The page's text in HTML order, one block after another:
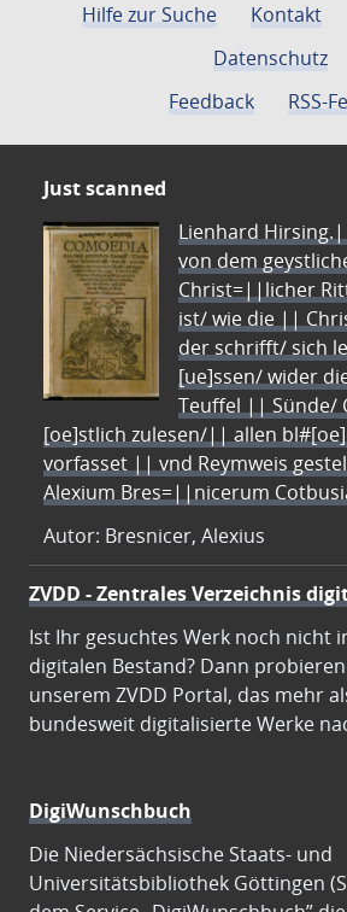
Hilfe zur Suche Kontakt
Datenschutz
Feedback
RSS-
Just scanned
Lienhard
von dem
Christ=||licher
ist/ wie die ||
der schrifft/ sich
[ue]ssen/ wider
Teuffel || Sünde/
[oe]stlich zulesen/|| allen
vorfasset || vnd Reymweis
Alexium Bres=||nicerum
Autor: Bresnicer, Alexius
ZVDD - Zentrales Verzeichnis
Ist Ihr gesuchtes Werk noch nicht
digitalen Bestand? Dann
unserem ZVDD Portal, das mehr
bundesweit digitalisierte Werke
DigiWunschbuch
Die Niedersächsische Staats- und
Universitätsbibliothek Göttingen